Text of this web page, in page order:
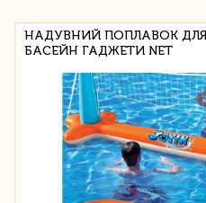
НАДУВНИЙ ПОПЛАВОК
БАСЕЙН ГАДЖЕТИ NET